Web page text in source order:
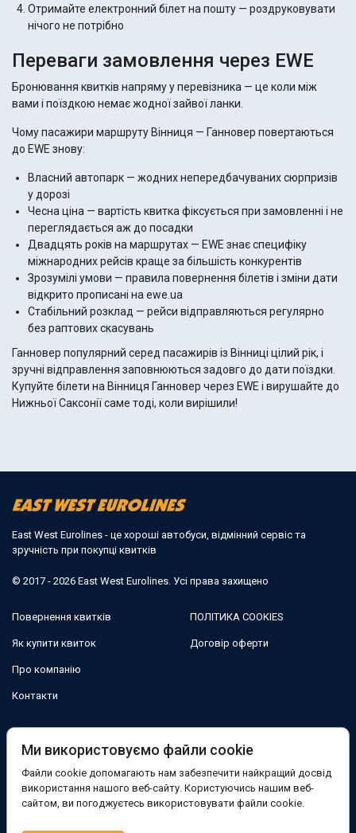
Отримайте електронний білет на пошту — роздруковувати
нічого не потрібно
Переваги замовлення через EWE
Бронювання квитків напряму у перевізника — це коли між
вами і поїздкою немає жодної зайвої ланки.
Чому пасажири маршруту Вінниця — Ганновер повертаються
до EWE знову:
Власний автопарк — жодних непередбачуваних сюрпризів
у дорозі
Чесна ціна — вартість квитка фіксується при замовленні і не
переглядається аж до посадки
Двадцять років на маршрутах — EWE знає специфіку
міжнародних рейсів краще за більшість конкурентів
Зрозумілі умови — правила повернення білетів і зміни дати
відкрито прописані на ewe.ua
Стабільний розклад — рейси відправляються регулярно
без раптових скасувань
Ганновер популярний серед пасажирів із Вінниці цілий рік, і
зручні відправлення заповнюються задовго до дати поїздки.
Купуйте білети на Вінниця Ганновер через EWE і вирушайте до
Нижньої Саксонії саме тоді, коли вирішили!
East West Eurolines - це хороші автобуси, відмінний сервіс та
зручність при покупці квитків
© 2017 - 2026 East West Eurolines. Усі права захищено
Повернення квитків
Як купити квиток
Про компанію
Контакти
ПОЛІТИКА COOKIES
Договір оферти
Facebook
Підтримка:
Ми використовуємо файли cookie
Файли cookie допомагають нам забезпечити найкращий досвід
використання нашого веб-сайту. Користуючись нашим веб-
сайтом, ви погоджуєтесь використовувати файли cookie.